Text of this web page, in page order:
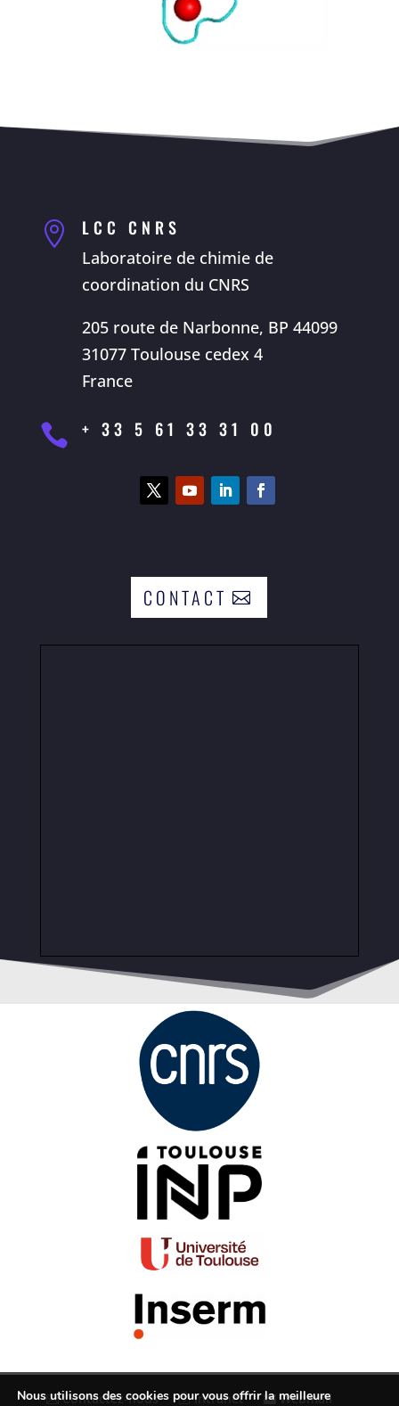
 LCC CNRS
Laboratoire de chimie de
coordination du CNRS
205 route de Narbonne, BP 44099
31077 Toulouse cedex 4
France
 + 33 5 61 33 31 00
CONTACT
Contactez-nous Intranet Webmail
Nous utilisons des cookies pour vous offrir la meilleure